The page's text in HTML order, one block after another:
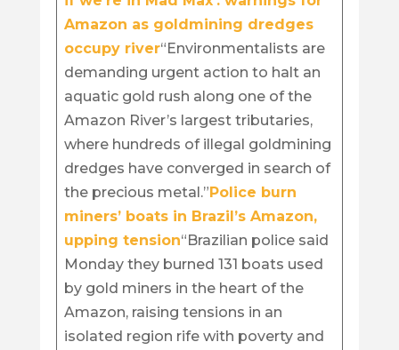
Amazon as goldmining dredges
occupy river“Environmentalists are
demanding urgent action to halt an
aquatic gold rush along one of the
Amazon River’s largest tributaries,
where hundreds of illegal goldmining
dredges have converged in search of
the precious metal.”Police burn
miners’ boats in Brazil’s Amazon,
upping tension“Brazilian police said
Monday they burned 131 boats used
by gold miners in the heart of the
Amazon, raising tensions in an
isolated region rife with poverty and